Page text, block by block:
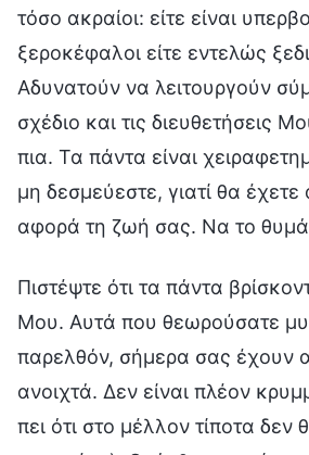
τόσο ακραίοι: είτε είναι
ξεροκέφαλοι είτε εντελώς
Αδυνατούν να λειτουργούν
σχέδιο και τις διευθετήσεις
πια. Τα πάντα είναι
μη δεσμεύεστε, γιατί θα
αφορά τη ζωή σας. Να το
Πιστέψτε ότι τα πάντα
Μου. Αυτά που θεωρούσατε
παρελθόν, σήμερα σας έχουν
ανοιχτά. Δεν είναι πλέον
πει ότι στο μέλλον τίποτα δεν